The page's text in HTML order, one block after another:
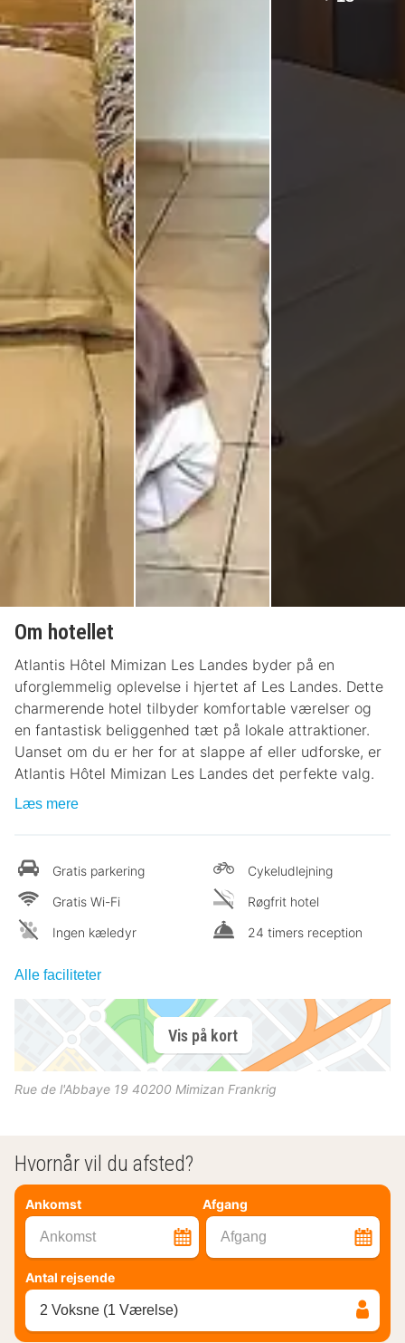
Om hotellet
Atlantis Hôtel Mimizan Les Landes byder på en
uforglemmelig oplevelse i hjertet af Les Landes. Dette
charmerende hotel tilbyder komfortable værelser og
en fantastisk beliggenhed tæt på lokale attraktioner.
Uanset om du er her for at slappe af eller udforske, er
Atlantis Hôtel Mimizan Les Landes det perfekte valg.
Læs mere
Gratis parkering
Gratis Wi-Fi
Ingen kæledyr
Cykeludlejning
Røgfrit hotel
24 timers reception
Alle faciliteter
Vis på kort
Rue de l'Abbaye 19 40200 Mimizan Frankrig
Hvornår vil du afsted?
Ankomst Afgang
Ankomst Afgang
Antal rejsende
2 Voksne (1 Værelse)